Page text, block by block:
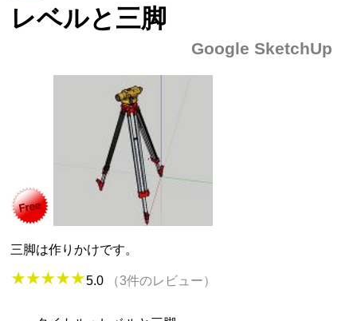
レベルと三脚
Google SketchUp
三脚は作りかけです。
5.0 （3件のレビュー）